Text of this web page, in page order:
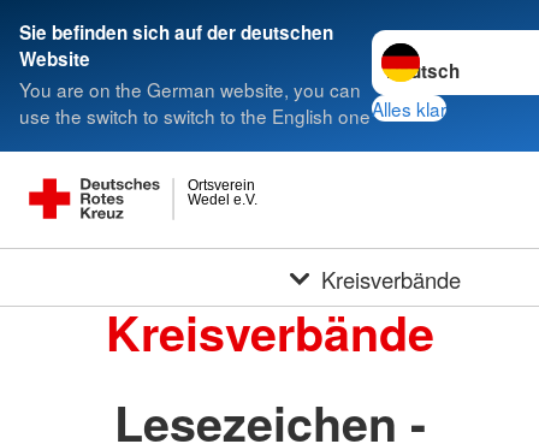
Sie befinden sich auf der deutschen
Website
You are on the German website, you can
use the switch to switch to the English one
Sprache wechseln
Alles klar
Wedel e.V.
Ortsverein
Kreisverbände
Kreisverbände
Lesezeichen -